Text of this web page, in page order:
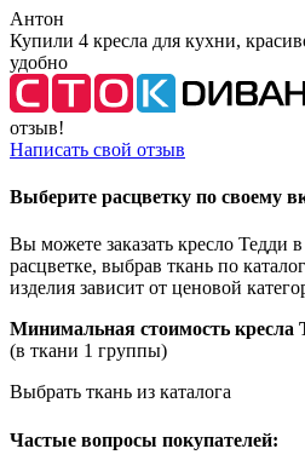
Антон
Купили 4 кресла для кухни,
удобно
отзыв!
Написать свой отзыв
Выберите расцветку по своему
Вы можете заказать кресло Тедди
расцветке, выбрав ткань по
изделия зависит от ценовой
Минимальная стоимость кресла
(в ткани 1 группы)
Выбрать ткань из каталога
Частые вопросы покупателей: